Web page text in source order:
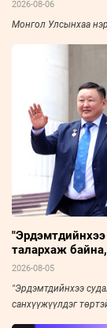
2026-08-06
"Эрдэмтдийнхээ
талархаж
мөрөөдөж байна"
2026-08-05
"Эрдэмтдийнхээ
санхүүжүүлдэг